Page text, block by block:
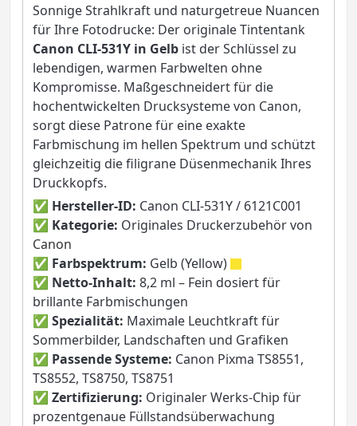
Sonnige Strahlkraft und naturgetreue Nuancen
für Ihre Fotodrucke: Der originale Tintentank
Canon CLI-531Y in Gelbist der Schlüssel zu
lebendigen, warmen Farbwelten ohne
Kompromisse. Maßgeschneidert für die
hochentwickelten Drucksysteme von Canon,
sorgt diese Patrone für eine exakte
Farbmischung im hellen Spektrum und schützt
gleichzeitig die filigrane Düsenmechanik Ihres
Druckkopfs.
✅ Hersteller-ID: Canon CLI-531Y / 6121C001
✅ Kategorie: Originales Druckerzubehör von
Canon
✅ Farbspektrum: Gelb (Yellow)
✅ Netto-Inhalt: 8,2 ml – Fein dosiert für
brillante Farbmischungen
✅ Spezialität: Maximale Leuchtkraft für
Sommerbilder, Landschaften und Grafiken
✅ Passende Systeme: Canon Pixma TS8551,
TS8552, TS8750, TS8751
✅ Zertifizierung: Originaler Werks-Chip für
prozentgenaue Füllstandsüberwachung